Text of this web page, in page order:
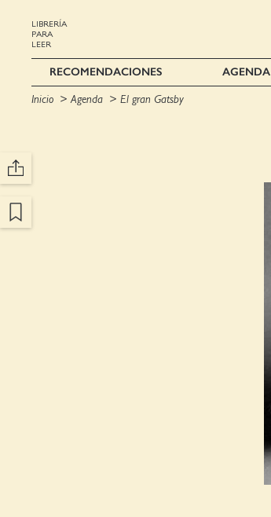
LIBRERÍA
PARA
LEER
RECOMENDACIONES AGENDA
Inicio Agenda El gran Gatsby